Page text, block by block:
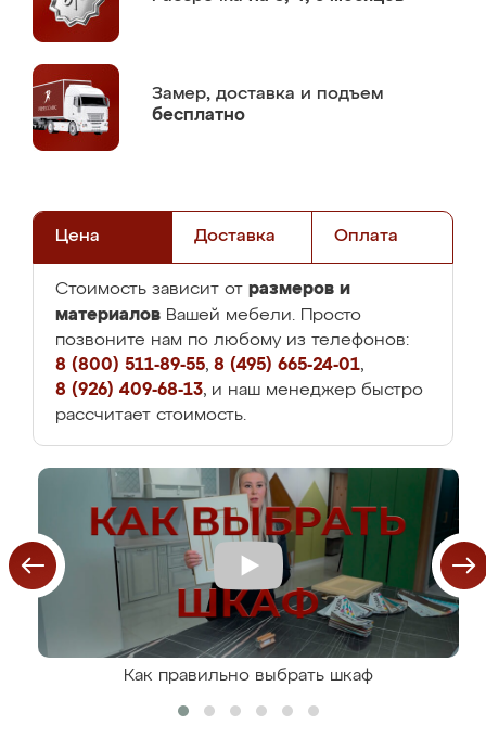
Замер, доставка и подъем
бесплатно
Цена Доставка Оплата
Стоимость зависит от размеров и
материалов Вашей мебели. Просто
позвоните нам по любому из телефонов:
8 (800) 511-89-55, 8 (495) 665-24-01,
8 (926) 409-68-13, и наш менеджер быстро
рассчитает стоимость.
Как правильно выбрать шкаф